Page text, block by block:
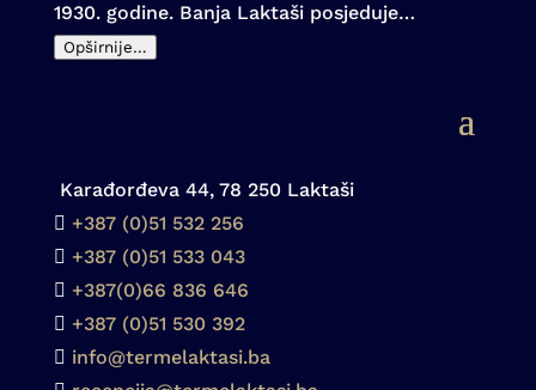
1930. godine. Banja Laktaši posjeduje…
Opširnije…
Karađorđeva 44, 78 250 Laktaši
+387 (0)51 532 256
+387 (0)51 533 043
+387(0)66 836 646
+387 (0)51 530 392
info@termelaktasi.ba